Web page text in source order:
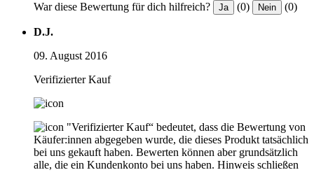
War diese Bewertung für dich hilfreich? Ja (0) Nein (0)
D.J.
09. August 2016
Verifizierter Kauf
"Verifizierter Kauf“ bedeutet, dass die Bewertung von
Käufer:innen abgegeben wurde, die dieses Produkt tatsächlich
bei uns gekauft haben. Bewerten können aber grundsätzlich
alle, die ein Kundenkonto bei uns haben. Hinweis schließen